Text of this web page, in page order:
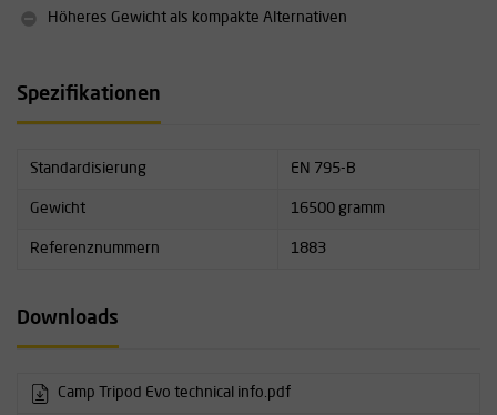
Höheres Gewicht als kompakte Alternativen
Spezifikationen
Standardisierung EN 795-B
Gewicht 16500 gramm
Referenznummern 1883
Downloads
Camp Tripod Evo technical info.pdf